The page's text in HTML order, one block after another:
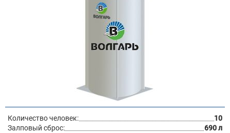
Количество человек:
10
Залповый сброс:
690 л